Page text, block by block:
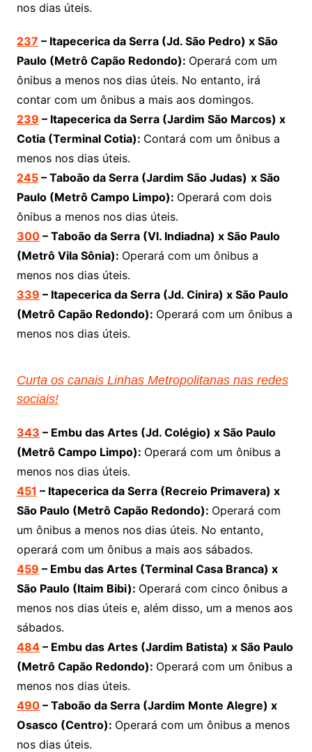
nos dias úteis.
237 – Itapecerica da Serra (Jd. São Pedro) x São
Paulo (Metrô Capão Redondo): Operará com um
ônibus a menos nos dias úteis. No entanto, irá
contar com um ônibus a mais aos domingos.
239 – Itapecerica da Serra (Jardim São Marcos) x
Cotia (Terminal Cotia): Contará com um ônibus a
menos nos dias úteis.
245– Taboão da Serra (Jardim São Judas) x São
Paulo (Metrô Campo Limpo): Operará com dois
ônibus a menos nos dias úteis.
300– Taboão da Serra (Vl. Indiadna) x São Paulo
(Metrô Vila Sônia): Operará com um ônibus a
menos nos dias úteis.
339 – Itapecerica da Serra (Jd. Cinira) x São Paulo
(Metrô Capão Redondo): Operará com um ônibus a
menos nos dias úteis.
Curta os canais Linhas Metropolitanas nas redes
sociais!
343 – Embu das Artes (Jd. Colégio) x São Paulo
(Metrô Campo Limpo): Operará com um ônibus a
menos nos dias úteis.
451 – Itapecerica da Serra (Recreio Primavera) x
São Paulo (Metrô Capão Redondo): Operará com
um ônibus a menos nos dias úteis. No entanto,
operará com um ônibus a mais aos sábados.
459 – Embu das Artes (Terminal Casa Branca) x
São Paulo (Itaim Bibi): Operará com cinco ônibus a
menos nos dias úteis e, além disso, um a menos aos
sábados.
484– Embu das Artes (Jardim Batista) x São Paulo
(Metrô Capão Redondo): Operará com um ônibus a
menos nos dias úteis.
490– Taboão da Serra (Jardim Monte Alegre) x
Osasco (Centro): Operará com um ônibus a menos
nos dias úteis.